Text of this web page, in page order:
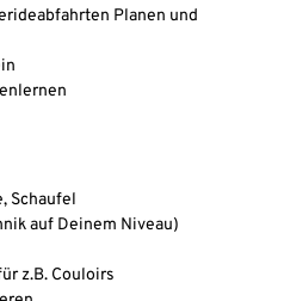
Planen und
Schaufel
auf Deinem Niveau)
z.B. Couloirs